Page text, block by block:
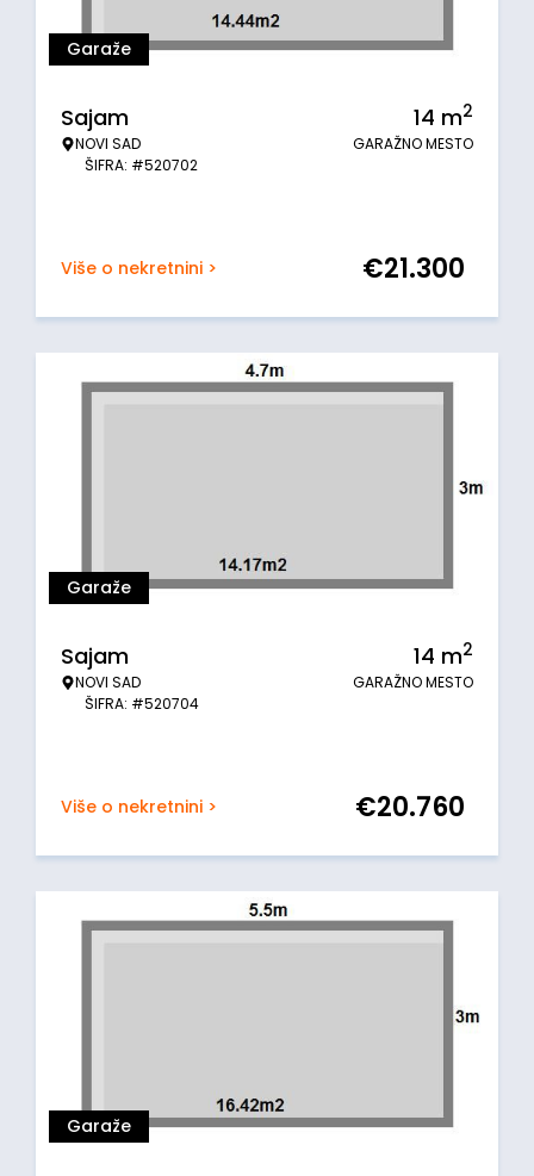
Garaže
Sajam
NOVI SAD
ŠIFRA: #520702
14 m2
GARAŽNO MESTO
Više o nekretnini > €21.300
Garaže
Sajam
NOVI SAD
ŠIFRA: #520704
14 m2
GARAŽNO MESTO
Više o nekretnini > €20.760
Garaže